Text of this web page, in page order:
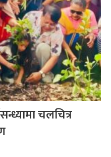
चलचित्र